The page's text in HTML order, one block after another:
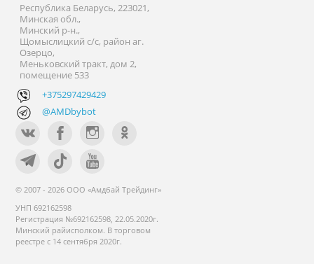
Республика Беларусь, 223021,
Минская обл.,
Минский р-н.,
Щомыслицкий с/с, район аг.
Озерцо,
Меньковский тракт, дом 2,
помещение 533
+375297429429
@AMDbybot
© 2007 - 2026 ООО «Амдбай Трейдинг»
УНП 692162598
Регистрация №692162598, 22.05.2020г.
Минский райисполком. В торговом
реестре с 14 сентября 2020г.